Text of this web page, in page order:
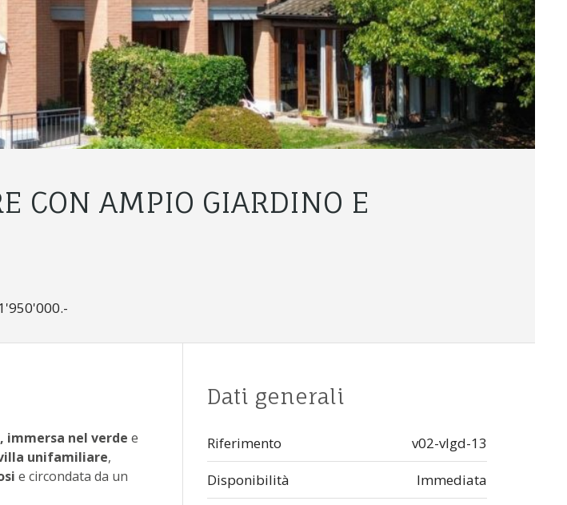
CON AMPIO GIARDINO E
immersa nel verde e
unifamiliare,
e circondata da un
Dati generali
Riferimento
v02-vlgd-13
Disponibilità
Immediata